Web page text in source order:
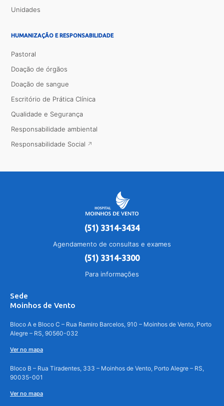
Unidades
HUMANIZAÇÃO E RESPONSABILIDADE
Pastoral
Doação de órgãos
Doação de sangue
Escritório de Prática Clínica
Qualidade e Segurança
Responsabilidade ambiental
Responsabilidade Social
(51) 3314-3434
Agendamento de consultas e exames
(51) 3314-3300
Para informações
Sede
Moinhos de Vento
Bloco A e Bloco C – Rua Ramiro Barcelos, 910 – Moinhos de Vento, Porto
Alegre – RS, 90560-032
Ver no mapa
Bloco B – Rua Tiradentes, 333 – Moinhos de Vento, Porto Alegre – RS,
90035-001
Ver no mapa